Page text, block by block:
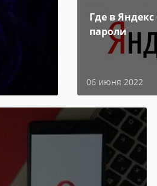
Где в Яндекс
пароли
06 июня 2022